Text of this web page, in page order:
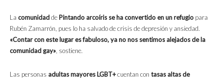
La comunidadde Pintando arcoíris se ha convertido en un refugio para
Rubén Zamarrón, pues lo ha salvado de crisis de depresión y ansiedad.
«Contar con este lugar es fabuloso, ya no nos sentimos alejados de la
comunidad gay», sostiene.
Las personas adultas mayores LGBT+cuentan con tasas altas de